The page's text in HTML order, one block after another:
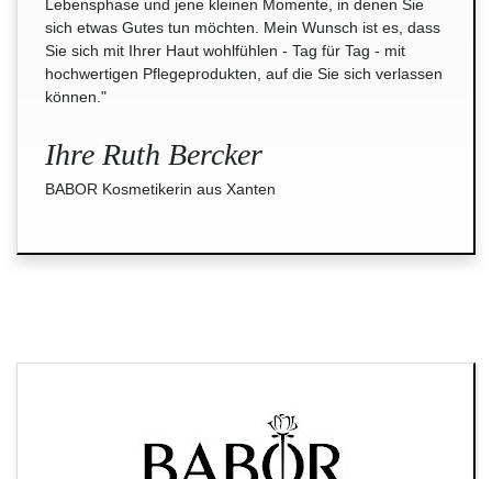
Lebensphase und jene kleinen Momente, in denen Sie
sich etwas Gutes tun möchten. Mein Wunsch ist es, dass
Sie sich mit Ihrer Haut wohlfühlen - Tag für Tag - mit
hochwertigen Pflegeprodukten, auf die Sie sich verlassen
können."
Ihre Ruth Bercker
BABOR Kosmetikerin aus Xanten